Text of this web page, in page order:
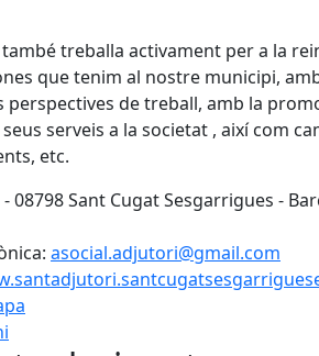
treballa activament per a la
que tenim al nostre municipi,
perspectives de treball, amb la
serveis a la societat , així com
etc.
- 08798 Sant Cugat Sesgarrigues -
asocial.adjutori@gmail.com